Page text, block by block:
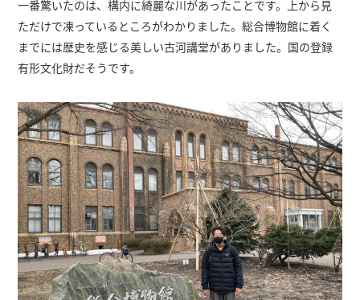
一番驚いたのは、構内に綺麗な川があったことです。上から見
ただけで凍っているところがわかりました。総合博物館に着く
までには歴史を感じる美しい古河講堂がありました。国の登録
有形文化財だそうです。